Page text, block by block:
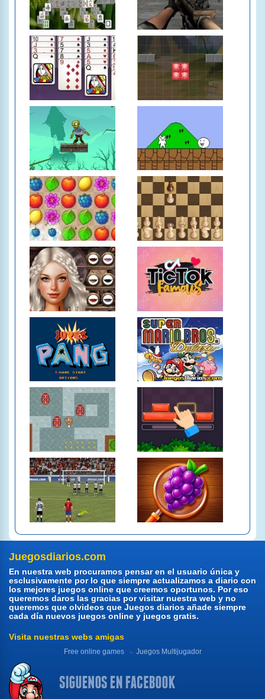
Juegosdiarios.com
En nuestra web procuramos pensar en el usuario única y
esclusivamente por lo que siempre actualizamos a diario con
los mejores juegos online que creemos oportunos. Por eso
queremos daros las gracias por visitar nuestra web y no
queremos que olvideos que Juegos diarios añade siempre
cada día nuevos juegos online y juegos gratis.
Visita nuestras webs amigas
Free online games Juegos Multijugador